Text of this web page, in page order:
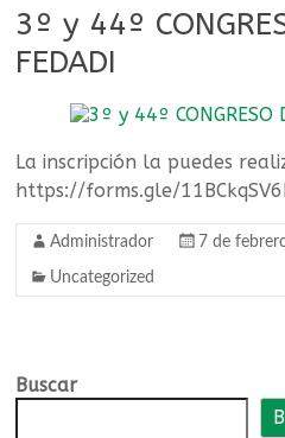
de
centros
públicos
de
educación
infantil
Federación
3º y 44º
FEDADI
La inscripción la puedes
https://forms.gle/
Administrador 7 de
Uncategorized
Buscar